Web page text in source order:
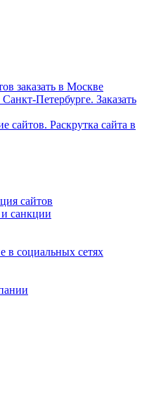
заказать в Москве
Петербурге. Заказать
сайтов. Раскрутка сайта в
сайтов
санкции
в социальных сетях